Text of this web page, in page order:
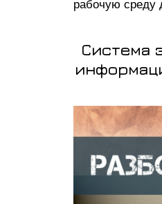
рабочую среду
Система